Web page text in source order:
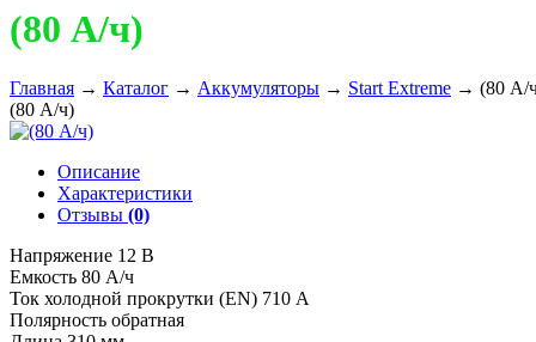
(80 А/ч)
Главная → Каталог → Аккумуляторы → Start Extreme → (80 А/
(80 А/ч)
Описание
Характеристики
Отзывы (0)
Напряжение 12 В
Емкость 80 А/ч
Ток холодной прокрутки (EN) 710 А
Полярность обратная